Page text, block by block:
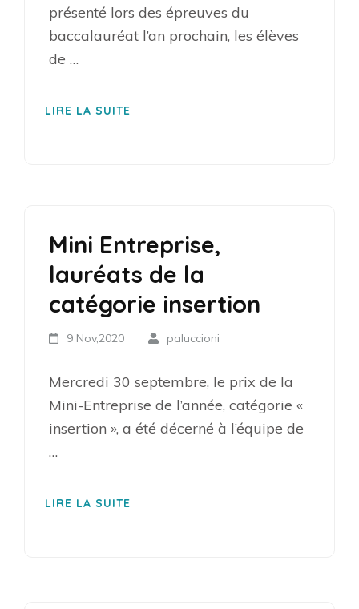
présenté lors des épreuves du
baccalauréat l’an prochain, les élèves
de …
LIRE LA SUITE
Mini Entreprise,
lauréats de la
catégorie insertion
9 Nov,2020 paluccioni
Mercredi 30 septembre, le prix de la
Mini-Entreprise de l’année, catégorie «
insertion », a été décerné à l’équipe de
…
LIRE LA SUITE